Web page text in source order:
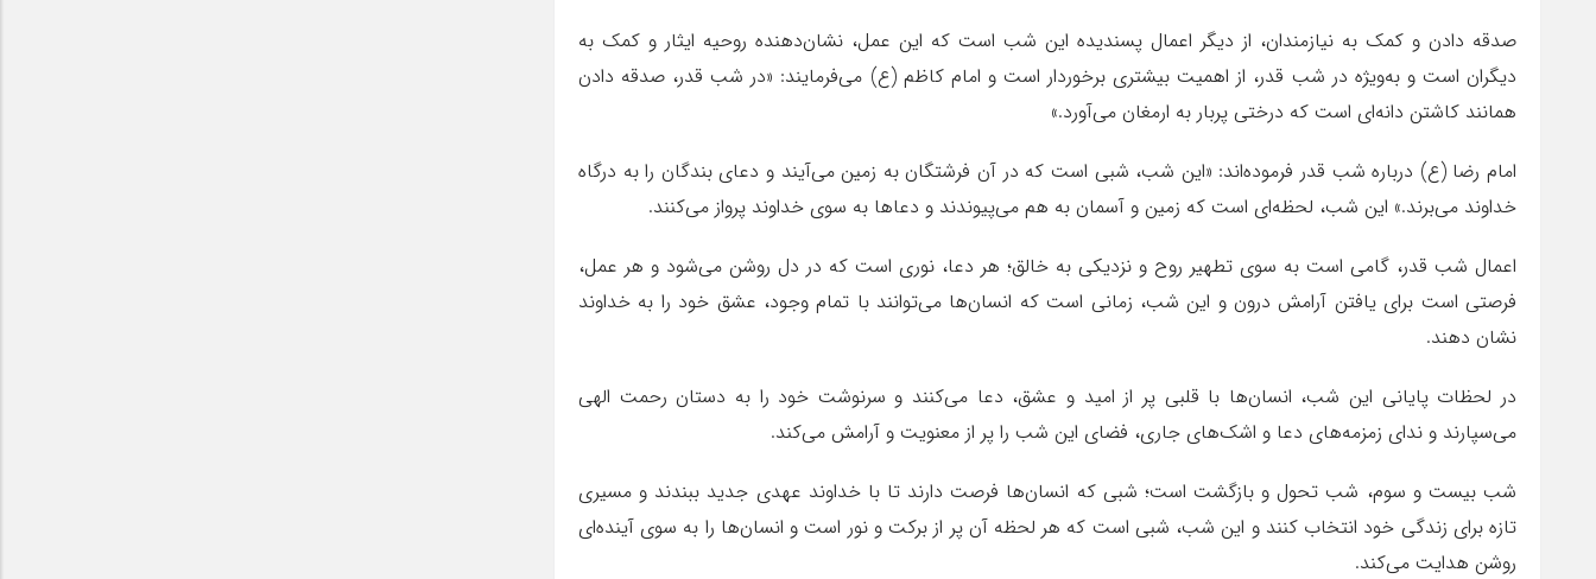
صدقه دادن و کمک به نیازمندان، از دیگر اعمال پسندیده این شب است که این عمل، نشان‌دهنده روحیه ایثار و کمک به
دیگران است و به‌ویژه در شب قدر، از اهمیت بیشتری برخوردار است و امام کاظم (ع) می‌فرمایند: «در شب قدر، صدقه دادن
همانند کاشتن دانه‌ای است که درختی پربار به ارمغان می‌آورد.»
امام رضا (ع) درباره شب قدر فرموده‌اند: «این شب، شبی است که در آن فرشتگان به زمین می‌آیند و دعای بندگان را به درگاه
خداوند می‌برند.» این شب، لحظه‌ای است که زمین و آسمان به هم می‌پیوندند و دعاها به سوی خداوند پرواز می‌کنند.
اعمال شب قدر، گامی است به سوی تطهیر روح و نزدیکی به خالق؛ هر دعا، نوری است که در دل روشن می‌شود و هر عمل،
فرصتی است برای یافتن آرامش درون و این شب، زمانی است که انسان‌ها می‌توانند با تمام وجود، عشق خود را به خداوند
نشان دهند.
در لحظات پایانی این شب، انسان‌ها با قلبی پر از امید و عشق، دعا می‌کنند و سرنوشت خود را به دستان رحمت الهی
می‌سپارند و ندای زمزمه‌های دعا و اشک‌های جاری، فضای این شب را پر از معنویت و آرامش می‌کند.
شب بیست و سوم، شب تحول و بازگشت است؛ شبی که انسان‌ها فرصت دارند تا با خداوند عهدی جدید ببندند و مسیری
تازه برای زندگی خود انتخاب کنند و این شب، شبی است که هر لحظه آن پر از برکت و نور است و انسان‌ها را به سوی آینده‌ای
روشن هدایت می‌کند.